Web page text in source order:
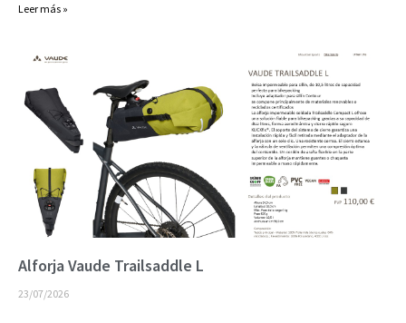
Leer más »
Alforja Vaude Trailsaddle L
23/07/2026